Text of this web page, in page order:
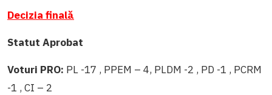
Decizia finală
Statut Aprobat
Voturi PRO: PL -17 , PPEM – 4, PLDM -2 , PD -1 , PCRM
-1 , CI – 2